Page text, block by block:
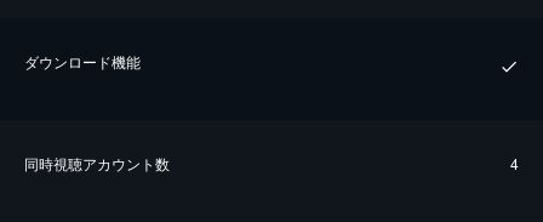
ダウンロード機能
同時視聴アカウント数 4